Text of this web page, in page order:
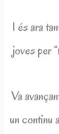
I és ara
joves per
Va
un continu